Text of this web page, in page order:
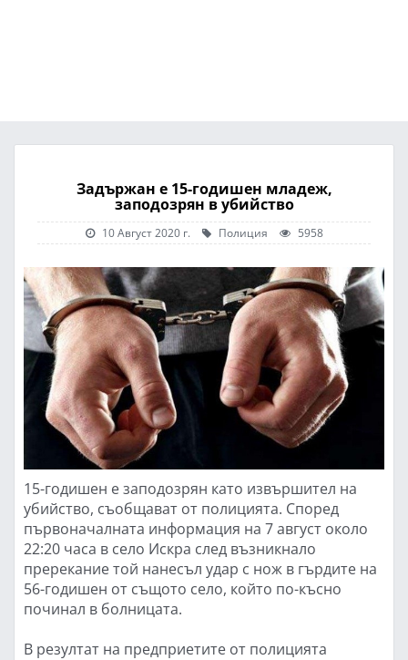
Задържан е 15-годишен младеж,
заподозрян в убийство
10 Август 2020 г. Полиция 5958
15-годишен е заподозрян като извършител на
убийство, съобщават от полицията. Според
първоначалната информация на 7 август около
22:20 часа в село Искра след възникнало
пререкание той нанесъл удар с нож в гърдите на
56-годишен от същото село, който по-късно
починал в болницата.
В резултат на предприетите от полицията